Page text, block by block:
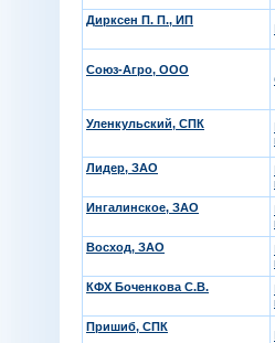
Дирксен П. П., ИП
Союз-Агро, ООО
Уленкульский, СПК
Лидер, ЗАО
Ингалинское, ЗАО
Восход, ЗАО
КФХ Боченкова С.В.
Пришиб, СПК